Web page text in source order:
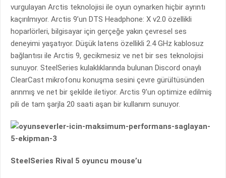
vurgulayan Arctis teknolojisi ile oyun oynarken hiçbir ayrıntı
kaçırılmıyor. Arctis 9’un DTS Headphone: X v2.0 özellikli
hoparlörleri, bilgisayar için gerçeğe yakın çevresel ses
deneyimi yaşatıyor. Düşük latens özellikli 2.4 GHz kablosuz
bağlantısı ile Arctis 9, gecikmesiz ve net bir ses teknolojisi
sunuyor. SteelSeries kulaklıklarında bulunan Discord onaylı
ClearCast mikrofonu konuşma sesini çevre gürültüsünden
arınmış ve net bir şekilde iletiyor. Arctis 9’un optimize edilmiş
pili de tam şarjla 20 saati aşan bir kullanım sunuyor.
SteelSeries Rival 5 oyuncu mouse’u